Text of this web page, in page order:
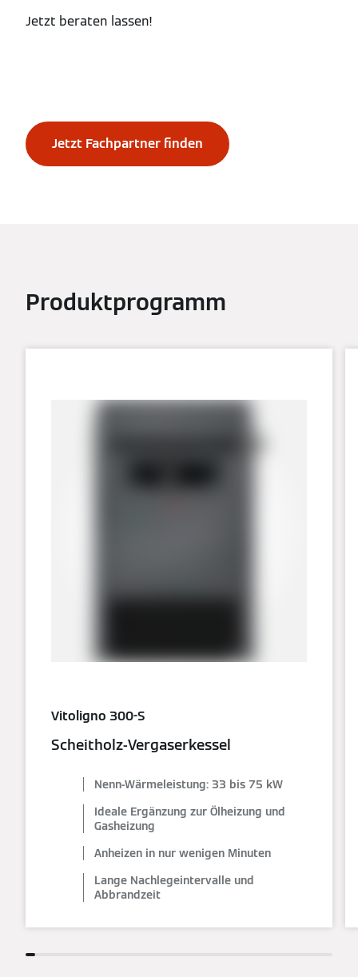
Jetzt beraten lassen!
Jetzt Fachpartner finden
Produktprogramm
Vitoligno 300-S
Scheitholz-Vergaserkessel
Nenn-Wärmeleistung: 33 bis 75 kW
Ideale Ergänzung zur Ölheizung und
Gasheizung
Anheizen in nur wenigen Minuten
Lange Nachlegeintervalle und
Abbrandzeit